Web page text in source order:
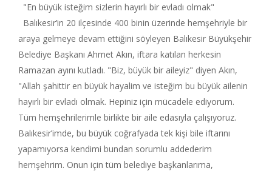
"En büyük isteğim sizlerin hayırlı bir evladı olmak"
Balıkesir’in 20 ilçesinde 400 binin üzerinde hemşehriyle bir
araya gelmeye devam ettiğini söyleyen Balıkesir Büyükşehir
Belediye Başkanı Ahmet Akın, iftara katılan herkesin
Ramazan ayını kutladı. "Biz, büyük bir aileyiz" diyen Akın,
"Allah şahittir en büyük hayalim ve isteğim bu büyük ailenin
hayırlı bir evladı olmak. Hepiniz için mücadele ediyorum.
Tüm hemşehrilerimle birlikte bir aile edasıyla çalışıyoruz.
Balıkesir’imde, bu büyük coğrafyada tek kişi bile iftarını
yapamıyorsa kendimi bundan sorumlu addederim
hemşehrim. Onun için tüm belediye başkanlarıma,